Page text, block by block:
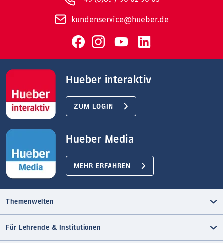
kundenservice@hueber.de
Hueber interaktiv
ZUM LOGIN
Hueber Media
MEHR ERFAHREN
Themenwelten
Für Lehrende & Institutionen